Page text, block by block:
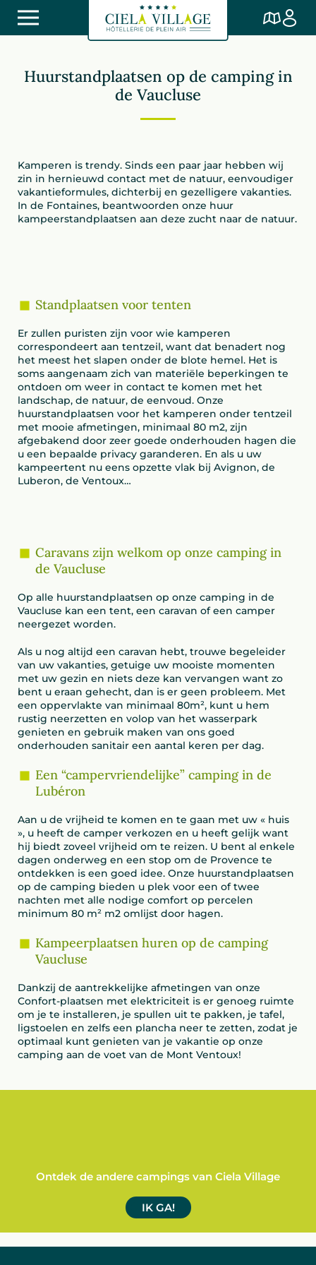
Huurstandplaatsen op de camping in
de Vaucluse
Kamperen is trendy. Sinds een paar jaar hebben wij
zin in hernieuwd contact met de natuur, eenvoudiger
vakantieformules, dichterbij en gezelligere vakanties.
In de Fontaines, beantwoorden onze huur
kampeerstandplaatsen aan deze zucht naar de natuur.
Standplaatsen voor tenten
Er zullen puristen zijn voor wie kamperen
correspondeert aan tentzeil, want dat benadert nog
het meest het slapen onder de blote hemel. Het is
soms aangenaam zich van materiële beperkingen te
ontdoen om weer in contact te komen met het
landschap, de natuur, de eenvoud. Onze
huurstandplaatsen voor het kamperen onder tentzeil
met mooie afmetingen, minimaal 80 m2, zijn
afgebakend door zeer goede onderhouden hagen die
u een bepaalde privacy garanderen. En als u uw
kampeertent nu eens opzette vlak bij Avignon, de
Luberon, de Ventoux…
Caravans zijn welkom op onze camping in
de Vaucluse
Op alle huurstandplaatsen op onze camping in de
Vaucluse kan een tent, een caravan of een camper
neergezet worden.
Als u nog altijd een caravan hebt, trouwe begeleider
van uw vakanties, getuige uw mooiste momenten
met uw gezin en niets deze kan vervangen want zo
bent u eraan gehecht, dan is er geen probleem. Met
een oppervlakte van minimaal 80m², kunt u hem
rustig neerzetten en volop van het wasserpark
genieten en gebruik maken van ons goed
onderhouden sanitair een aantal keren per dag.
Een “campervriendelijke” camping in de
Lubéron
Aan u de vrijheid te komen en te gaan met uw « huis
», u heeft de camper verkozen en u heeft gelijk want
hij biedt zoveel vrijheid om te reizen. U bent al enkele
dagen onderweg en een stop om de Provence te
ontdekken is een goed idee. Onze huurstandplaatsen
op de camping bieden u plek voor een of twee
nachten met alle nodige comfort op percelen
minimum 80 m² m2 omlijst door hagen.
Kampeerplaatsen huren op de camping
Vaucluse
Dankzij de aantrekkelijke afmetingen van onze
Confort-plaatsen met elektriciteit is er genoeg ruimte
om je te installeren, je spullen uit te pakken, je tafel,
ligstoelen en zelfs een plancha neer te zetten, zodat je
optimaal kunt genieten van je vakantie op onze
camping aan de voet van de Mont Ventoux!
Ontdek de andere campings van Ciela Village
IK GA!